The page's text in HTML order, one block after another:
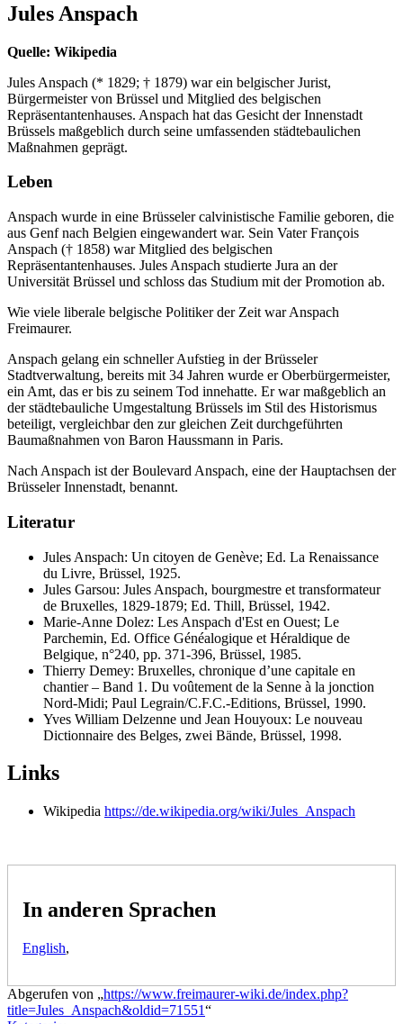
Jules Anspach
Quelle: Wikipedia
Jules Anspach (* 1829; † 1879) war ein belgischer Jurist,
Bürgermeister von Brüssel und Mitglied des belgischen
Repräsentantenhauses. Anspach hat das Gesicht der Innenstadt
Brüssels maßgeblich durch seine umfassenden städtebaulichen
Maßnahmen geprägt.
Leben
Anspach wurde in eine Brüsseler calvinistische Familie geboren, die
aus Genf nach Belgien eingewandert war. Sein Vater François
Anspach († 1858) war Mitglied des belgischen
Repräsentantenhauses. Jules Anspach studierte Jura an der
Universität Brüssel und schloss das Studium mit der Promotion ab.
Wie viele liberale belgische Politiker der Zeit war Anspach
Freimaurer.
Anspach gelang ein schneller Aufstieg in der Brüsseler
Stadtverwaltung, bereits mit 34 Jahren wurde er Oberbürgermeister,
ein Amt, das er bis zu seinem Tod innehatte. Er war maßgeblich an
der städtebauliche Umgestaltung Brüssels im Stil des Historismus
beteiligt, vergleichbar den zur gleichen Zeit durchgeführten
Baumaßnahmen von Baron Haussmann in Paris.
Nach Anspach ist der Boulevard Anspach, eine der Hauptachsen der
Brüsseler Innenstadt, benannt.
Literatur
Jules Anspach: Un citoyen de Genève; Ed. La Renaissance
du Livre, Brüssel, 1925.
Jules Garsou: Jules Anspach, bourgmestre et transformateur
de Bruxelles, 1829-1879; Ed. Thill, Brüssel, 1942.
Marie-Anne Dolez: Les Anspach d'Est en Ouest; Le
Parchemin, Ed. Office Généalogique et Héraldique de
Belgique, n°240, pp. 371-396, Brüssel, 1985.
Thierry Demey: Bruxelles, chronique d’une capitale en
chantier – Band 1. Du voûtement de la Senne à la jonction
Nord-Midi; Paul Legrain/C.F.C.-Editions, Brüssel, 1990.
Yves William Delzenne und Jean Houyoux: Le nouveau
Dictionnaire des Belges, zwei Bände, Brüssel, 1998.
Links
Wikipedia https://de.wikipedia.org/wiki/Jules_Anspach
In anderen Sprachen
English,
Abgerufen von „https://www.freimaurer-wiki.de/index.php?
title=Jules_Anspach&oldid=71551“